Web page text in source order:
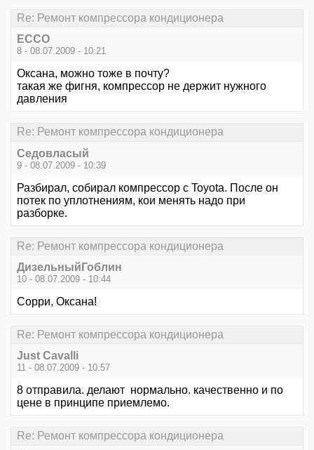
Re: Ремонт компрессора кондиционера
ECCO
8 - 08.07.2009 - 10:21
Оксана, можно тоже в почту?
такая же фигня, компрессор не держит нужного
давления
Re: Ремонт компрессора кондиционера
Седовласый
9 - 08.07.2009 - 10:39
Разбирал, собирал компрессор с Toyota. После он
потек по уплотнениям, кои менять надо при
разборке.
Re: Ремонт компрессора кондиционера
ДизельныйГоблин
10 - 08.07.2009 - 10:44
Сорри, Оксана!
Re: Ремонт компрессора кондиционера
Just Cavalli
11 - 08.07.2009 - 10:57
8 отправила. делают нормально. качественно и по
цене в принципе приемлемо.
Re: Ремонт компрессора кондиционера